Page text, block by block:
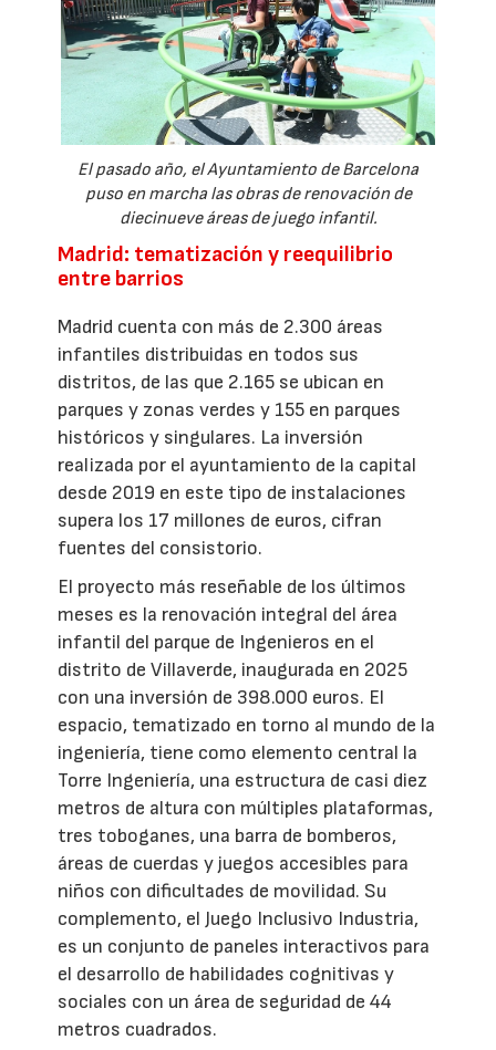
El pasado año, el Ayuntamiento de Barcelona
puso en marcha las obras de renovación de
diecinueve áreas de juego infantil.
Madrid: tematización y reequilibrio
entre barrios
Madrid cuenta con más de 2.300 áreas
infantiles distribuidas en todos sus
distritos, de las que 2.165 se ubican en
parques y zonas verdes y 155 en parques
históricos y singulares. La inversión
realizada por el ayuntamiento de la capital
desde 2019 en este tipo de instalaciones
supera los 17 millones de euros, cifran
fuentes del consistorio.
El proyecto más reseñable de los últimos
meses es la renovación integral del área
infantil del parque de Ingenieros en el
distrito de Villaverde, inaugurada en 2025
con una inversión de 398.000 euros. El
espacio, tematizado en torno al mundo de la
ingeniería, tiene como elemento central la
Torre Ingeniería, una estructura de casi diez
metros de altura con múltiples plataformas,
tres toboganes, una barra de bomberos,
áreas de cuerdas y juegos accesibles para
niños con dificultades de movilidad. Su
complemento, el Juego Inclusivo Industria,
es un conjunto de paneles interactivos para
el desarrollo de habilidades cognitivas y
sociales con un área de seguridad de 44
metros cuadrados.